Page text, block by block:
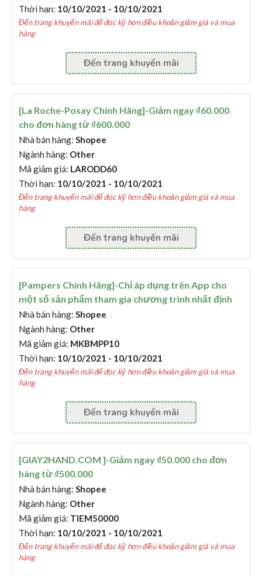
Thời hạn: 10/10/2021 - 10/10/2021
Đến trang khuyến mãi để đọc kỹ hơn điều khoản giảm giá và mua
hàng
Đến trang khuyến mãi
[La Roche-Posay Chính Hãng]-Giảm ngay ₫60.000
cho đơn hàng từ ₫600.000
Nhà bán hàng: Shopee
Ngành hàng: Other
Mã giảm giá: LARODD60
Thời hạn: 10/10/2021 - 10/10/2021
Đến trang khuyến mãi để đọc kỹ hơn điều khoản giảm giá và mua
hàng
Đến trang khuyến mãi
[Pampers Chính Hãng]-Chỉ áp dụng trên App cho
một số sản phẩm tham gia chương trình nhất định
Nhà bán hàng: Shopee
Ngành hàng: Other
Mã giảm giá: MKBMPP10
Thời hạn: 10/10/2021 - 10/10/2021
Đến trang khuyến mãi để đọc kỹ hơn điều khoản giảm giá và mua
hàng
Đến trang khuyến mãi
[GIAY2HAND.COM ]-Giảm ngay ₫50.000 cho đơn
hàng từ ₫500.000
Nhà bán hàng: Shopee
Ngành hàng: Other
Mã giảm giá: TIEM50000
Thời hạn: 10/10/2021 - 10/10/2021
Đến trang khuyến mãi để đọc kỹ hơn điều khoản giảm giá và mua
hàng